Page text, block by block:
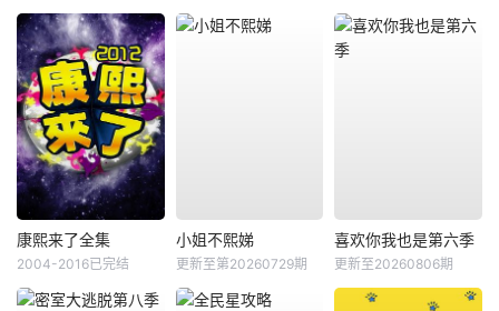
康熙来了全集
2004-2016已完结
小姐不熙娣
更新至第20260729期
喜欢你我也是第六季
更新至20260806期